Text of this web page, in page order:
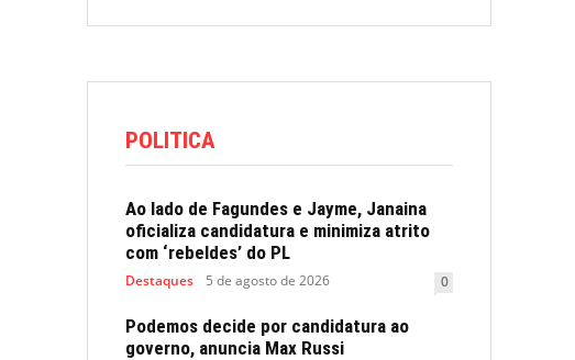
POLITICA
Ao lado de Fagundes e Jayme, Janaina
oficializa candidatura e minimiza atrito
com ‘rebeldes’ do PL
Destaques 5 de agosto de 2026 0
Podemos decide por candidatura ao
governo, anuncia Max Russi